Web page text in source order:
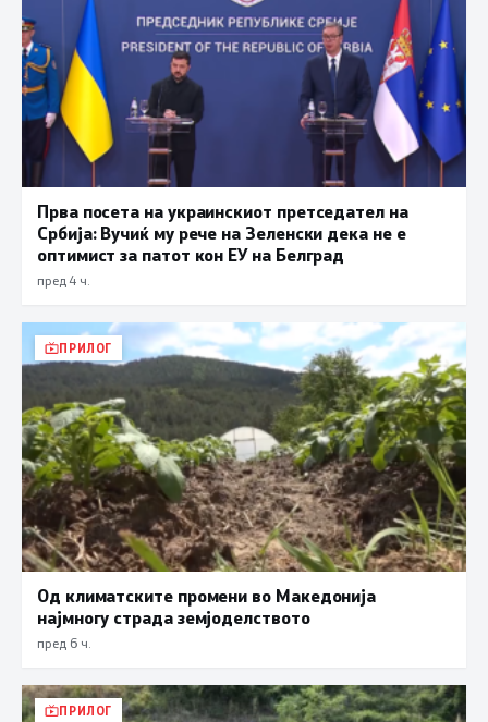
Прва посета на украинскиот претседател на
Србија: Вучиќ му рече на Зеленски дека не е
оптимист за патот кон ЕУ на Белград
пред 4 ч.
ПРИЛОГ
Од климатските промени во Македонија
најмногу страда земјоделството
пред 6 ч.
ПРИЛОГ